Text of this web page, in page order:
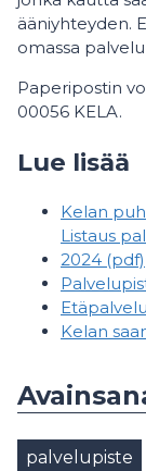
ääniyhteyden.
omassa
Paperipostin
00056 KELA.
Lue lisää
Kelan
Listaus
2024 (pdf)
Etäpalvelu
Kelan
palvelupiste